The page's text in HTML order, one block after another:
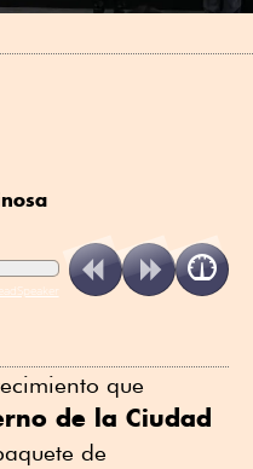
que
de la Ciudad
de